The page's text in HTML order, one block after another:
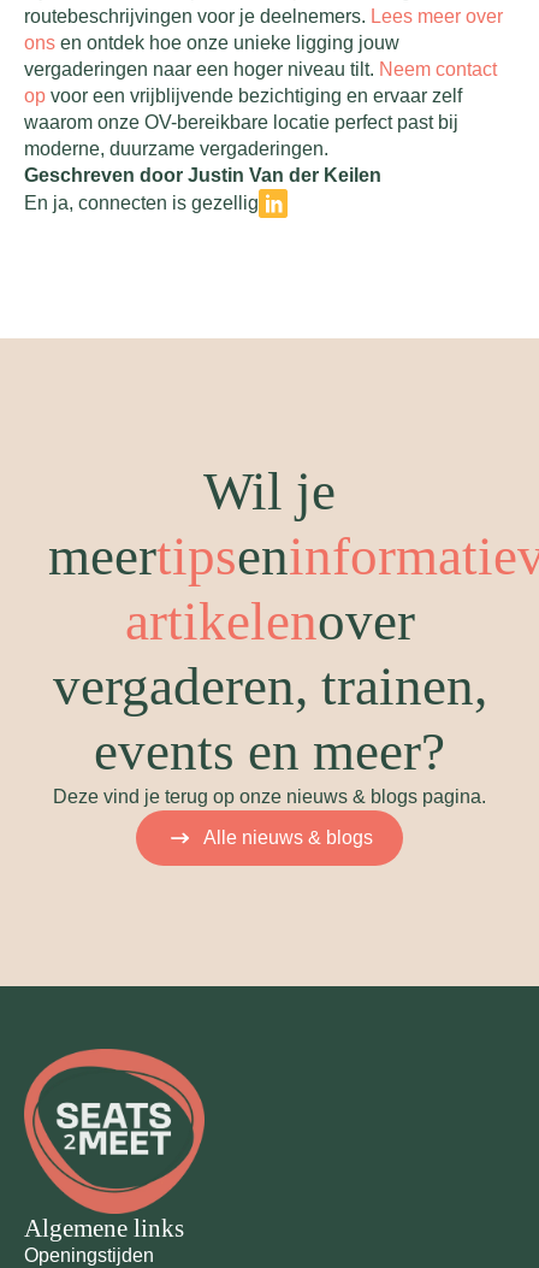
routebeschrijvingen voor je deelnemers. Lees meer over
ons en ontdek hoe onze unieke ligging jouw
vergaderingen naar een hoger niveau tilt. Neem contact
op voor een vrijblijvende bezichtiging en ervaar zelf
waarom onze OV-bereikbare locatie perfect past bij
moderne, duurzame vergaderingen.
Geschreven door Justin Van der Keilen
En ja, connecten is gezellig
Wil je
meertipsen
artikelenover
vergaderen, trainen,
events en meer?
Deze vind je terug op onze nieuws & blogs pagina.
Alle nieuws & blogs
Algemene links
Openingstijden